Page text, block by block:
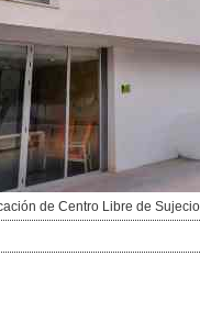
de Centro Libre de